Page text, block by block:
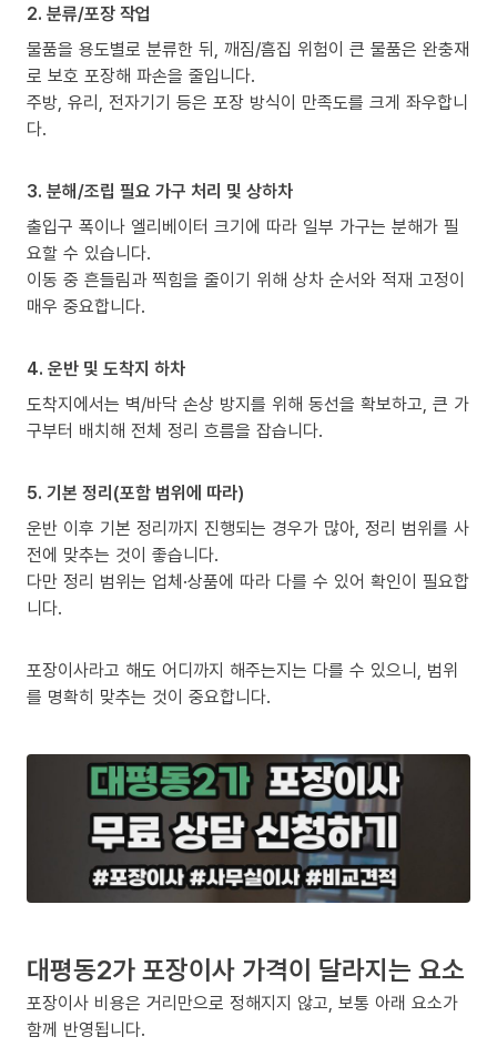
2. 분류/포장 작업
물품을 용도별로 분류한 뒤, 깨짐/흠집 위험이 큰 물품은 완충재
로 보호 포장해 파손을 줄입니다.
주방, 유리, 전자기기 등은 포장 방식이 만족도를 크게 좌우합니
다.
3. 분해/조립 필요 가구 처리 및 상하차
출입구 폭이나 엘리베이터 크기에 따라 일부 가구는 분해가 필
요할 수 있습니다.
이동 중 흔들림과 찍힘을 줄이기 위해 상차 순서와 적재 고정이
매우 중요합니다.
4. 운반 및 도착지 하차
도착지에서는 벽/바닥 손상 방지를 위해 동선을 확보하고, 큰 가
구부터 배치해 전체 정리 흐름을 잡습니다.
5. 기본 정리(포함 범위에 따라)
운반 이후 기본 정리까지 진행되는 경우가 많아, 정리 범위를 사
전에 맞추는 것이 좋습니다.
다만 정리 범위는 업체·상품에 따라 다를 수 있어 확인이 필요합
니다.
포장이사라고 해도 어디까지 해주는지는 다를 수 있으니, 범위
를 명확히 맞추는 것이 중요합니다.
대평동2가 포장이사 가격이 달라지는 요소
포장이사 비용은 거리만으로 정해지지 않고, 보통 아래 요소가
함께 반영됩니다.